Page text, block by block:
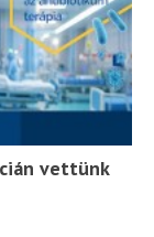
vettünk